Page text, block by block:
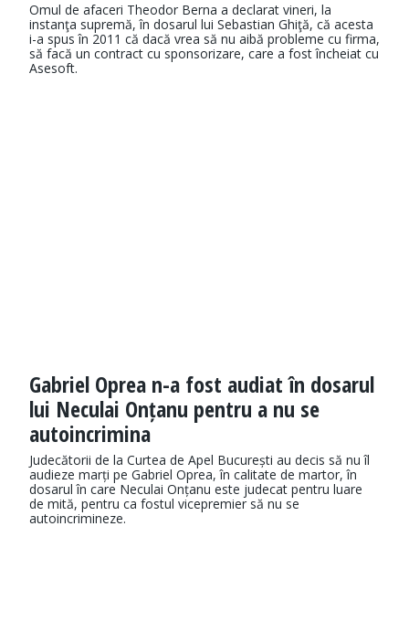
Omul de afaceri Theodor Berna a declarat vineri, la
instanţa supremă, în dosarul lui Sebastian Ghiţă, că acesta
i-a spus în 2011 că dacă vrea să nu aibă probleme cu firma,
să facă un contract cu sponsorizare, care a fost încheiat cu
Asesoft.
Gabriel Oprea n-a fost audiat în dosarul
lui Neculai Onțanu pentru a nu se
autoincrimina
Judecătorii de la Curtea de Apel București au decis să nu îl
audieze marți pe Gabriel Oprea, în calitate de martor, în
dosarul în care Neculai Onțanu este judecat pentru luare
de mită, pentru ca fostul vicepremier să nu se
autoincrimineze.